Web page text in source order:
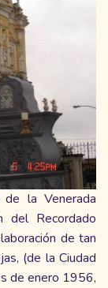
de la Venerada
del Recordado
de tan
(de la Ciudad
de enero 1956,